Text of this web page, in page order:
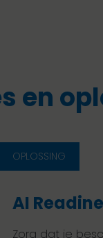
en
OPLOSSING
AI
Zorg dat je